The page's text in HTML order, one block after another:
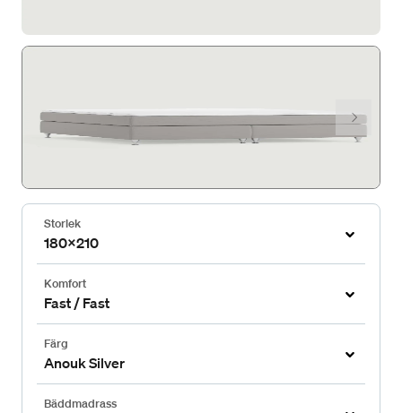
Storlek
180x210
Komfort
Fast / Fast
Färg
Anouk Silver
Bäddmadrass